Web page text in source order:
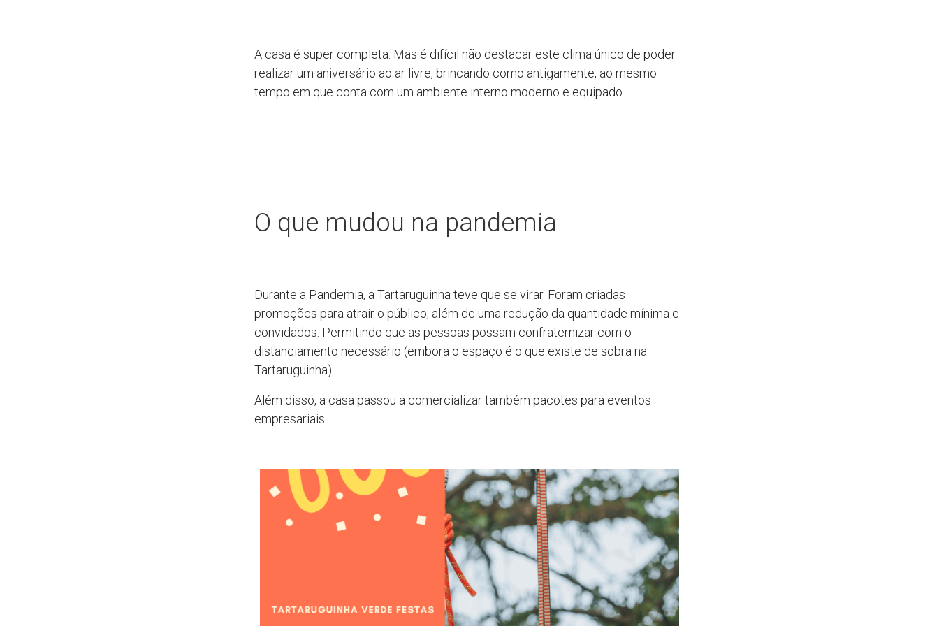
A casa é super completa. Mas é difícil não destacar este clima único de poder
realizar um aniversário ao ar livre, brincando como antigamente, ao mesmo
tempo em que conta com um ambiente interno moderno e equipado.
O que mudou na pandemia
Durante a Pandemia, a Tartaruguinha teve que se virar. Foram criadas
promoções para atrair o público, além de uma redução da quantidade mínima e
convidados. Permitindo que as pessoas possam confraternizar com o
distanciamento necessário (embora o espaço é o que existe de sobra na
Tartaruguinha).
Além disso, a casa passou a comercializar também pacotes para eventos
empresariais.